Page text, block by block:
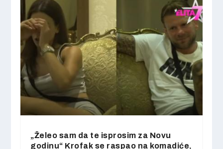
„Želeo sam da te isprosim za Novu
godinu“ Krofak se raspao na komadiće,